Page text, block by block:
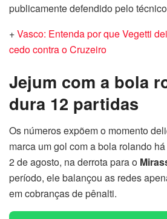
publicamente defendido pelo técnico
+Vasco: Entenda por que Vegetti
cedo contra o Cruzeiro
Jejum com a bola
dura 12 partidas
Os números expõem o momento
marca um gol com a bola rolando
2 de agosto, na derrota para o
período, ele balançou as redes
em cobranças de pênalti.